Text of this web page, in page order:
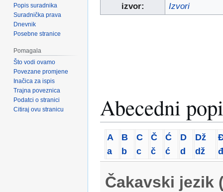
izvor:
Izvori
Abecedni
A
a
B
b
C
c
Č
č
Ć
ć
D
d
Dž
dž
đ
Čakavski jezik
Popis suradnika
Suradnička prava
Dnevnik
Posebne stranice
Pomagala
Što vodi ovamo
Povezane promjene
Inačica za ispis
Trajna poveznica
Podatci o stranici
Citiraj ovu stranicu